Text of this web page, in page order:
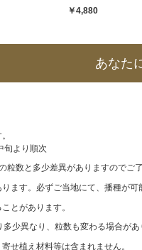
￥4,880
あなた
旬より順次
数と多少差異がありますのでご了
ます。必ずご当地にて、播種が可
とがあります。
少異なり、粒数も変わる場合があ
せ植え材料等は含まれません。